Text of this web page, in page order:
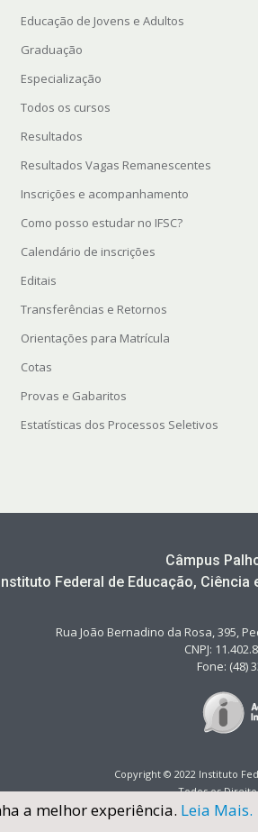
Educação de Jovens e Adultos
Graduação
Especialização
Todos os cursos
Resultados
Resultados Vagas Remanescentes
Inscrições e acompanhamento
Como posso estudar no IFSC?
Calendário de inscrições
Editais
Transferências e Retornos
Orientações para Matrícula
Cotas
Provas e Gabaritos
Estatísticas dos Processos Seletivos
Câmpus
Instituto Federal de Educação,
Rua João Bernadino da Rosa, 395,
CNPJ:
Fone: (48)
Copyright © 2022 Instituto
Todos os
a melhor experiência. Leia Mais.